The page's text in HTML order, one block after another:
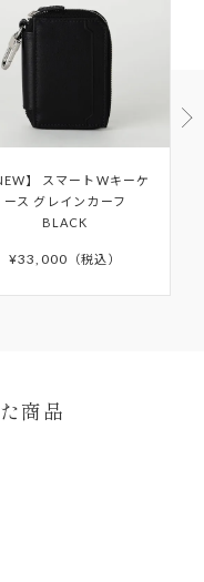
、5日以上たっても
以上かかる場合もご
的に佐川急便より配
いる
品
下げ札（商品タ
ずれかを紛失し
香水・たばこ等
必ず保管くださ
ては「 AFTER
】
スマートWキーケ
ース グレインカーフ
BLACK
¥33,000 税込
商品